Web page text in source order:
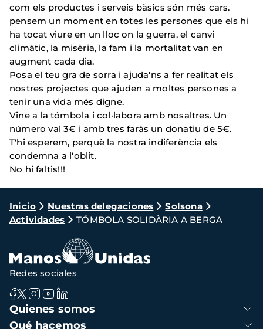
com els productes i serveis bàsics són més cars.
pensem un moment en totes les persones que els hi
ha tocat viure en un lloc on la guerra, el canvi
climàtic, la misèria, la fam i la mortalitat van en
augment cada dia.
Posa el teu gra de sorra i ajuda'ns a fer realitat els
nostres projectes que ajuden a moltes persones a
tenir una vida més digne.
Vine a la tómbola i col·labora amb nosaltres. Un
número val 3€ i amb tres faràs un donatiu de 5€.
T'hi esperem, perquè la nostra indiferència els
condemna a l'oblit.
No hi faltis!!!
Ruta
de
navegación
Inicio Nuestras delegaciones
Solsona
Actividades
TÓMBOLA SOLIDÀRIA A BERGA
Navegación
principal
Quienes somos
Qué hacemos
Redes sociales